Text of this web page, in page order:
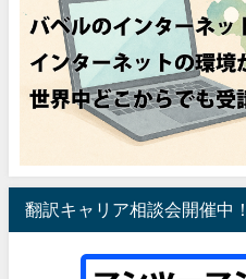
翻訳キャリア相談会開催中！